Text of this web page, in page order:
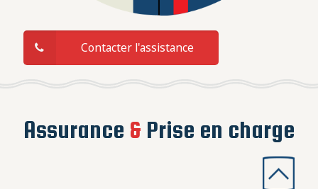
Contacter l'assistance
Assurance & Prise en charge